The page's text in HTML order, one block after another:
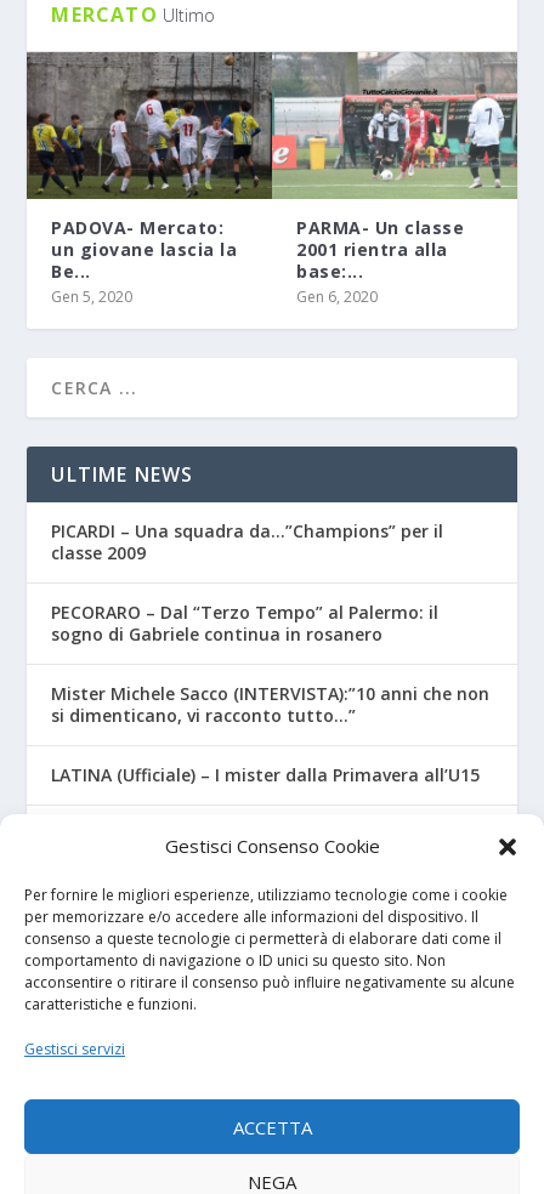
Gestisci Consenso Cookie
Per fornire le migliori esperienze, utilizziamo tecnologie come i cookie
per memorizzare e/o accedere alle informazioni del dispositivo. Il
consenso a queste tecnologie ci permetterà di elaborare dati come il
comportamento di navigazione o ID unici su questo sito. Non
acconsentire o ritirare il consenso può influire negativamente su alcune
caratteristiche e funzioni.
Gestisci servizi
ACCETTA
NEGA
MERCATO Ultimo
PADOVA- Mercato:
un giovane lascia la
Be...
Gen 5, 2020
PARMA- Un classe
2001 rientra alla
base:...
Gen 6, 2020
ULTIME NEWS
PICARDI – Una squadra da…”Champions” per il
classe 2009
PECORARO – Dal “Terzo Tempo” al Palermo: il
sogno di Gabriele continua in rosanero
Mister Michele Sacco (INTERVISTA):”10 anni che non
si dimenticano, vi racconto tutto…”
LATINA (Ufficiale) – I mister dalla Primavera all’U15
CROTONE – Primavera/Under 17, novità sui nuovi
I NOSTRI SPONSOR
Calcio Panchina
Diretta.it